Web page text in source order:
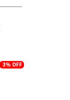
3% OFF